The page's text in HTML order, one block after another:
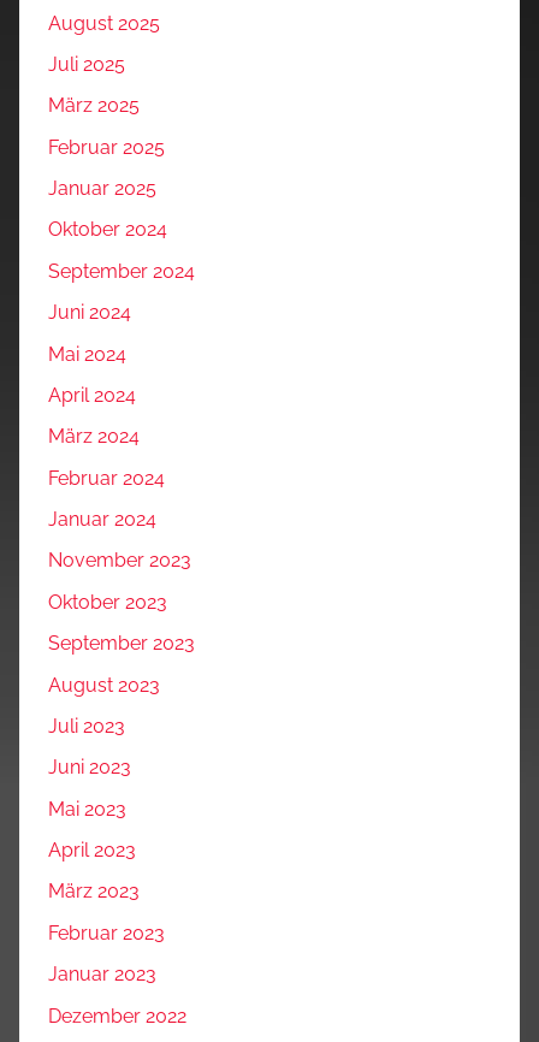
August 2025
Juli 2025
März 2025
Februar 2025
Januar 2025
Oktober 2024
September 2024
Juni 2024
Mai 2024
April 2024
März 2024
Februar 2024
Januar 2024
November 2023
Oktober 2023
September 2023
August 2023
Juli 2023
Juni 2023
Mai 2023
April 2023
März 2023
Februar 2023
Januar 2023
Dezember 2022